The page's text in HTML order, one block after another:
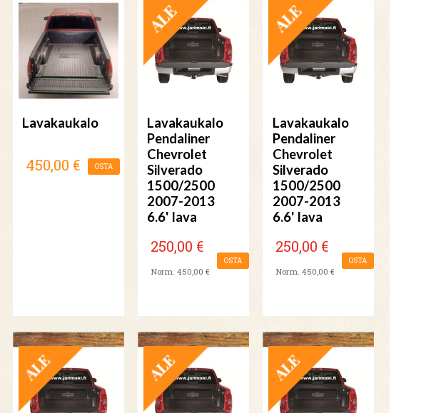
Lavakaukalo
450,00 € OSTA
TARJOUS
Lavakaukalo
Pendaliner
Chevrolet
Silverado
1500/2500
2007-2013
6.6' lava
250,00 €
Norm. 450,00 €
OSTA
TARJOUS
Lavakaukalo
Pendaliner
Chevrolet
Silverado
1500/2500
2007-2013
6.6' lava
250,00 €
Norm. 450,00 €
OSTA
TARJOUS TARJOUS TARJOUS